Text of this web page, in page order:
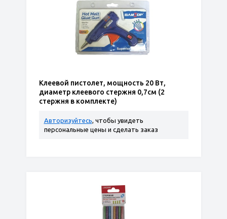
Клеевой пистолет, мощность 20 Вт,
диаметр клеевого стержня 0,7см (2
стержня в комплекте)
Авторизуйтесь, чтобы увидеть
персональные цены и сделать заказ